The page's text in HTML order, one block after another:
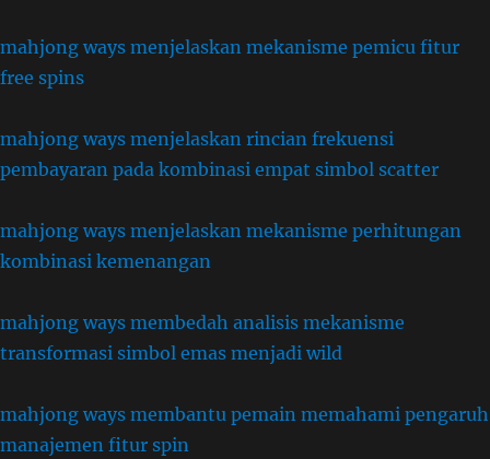
mahjong ways menjelaskan mekanisme pemicu fitur
free spins
mahjong ways menjelaskan rincian frekuensi
pembayaran pada kombinasi empat simbol scatter
mahjong ways menjelaskan mekanisme perhitungan
kombinasi kemenangan
mahjong ways membedah analisis mekanisme
transformasi simbol emas menjadi wild
mahjong ways membantu pemain memahami pengaruh
manajemen fitur spin